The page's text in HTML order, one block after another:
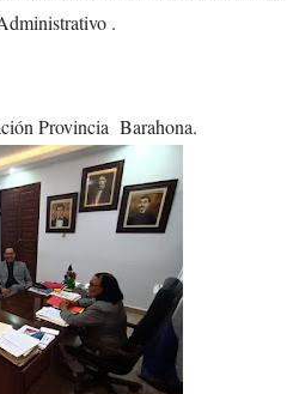
.
Provincia Barahona.